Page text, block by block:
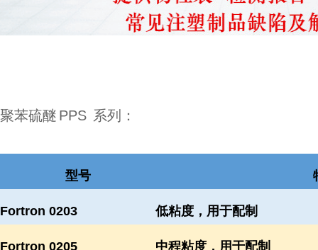
聚苯硫醚 PPS 系列：
型号
Fortron 0203 低粘度，用于配制
Fortron 0205 中程粘度，用于配制